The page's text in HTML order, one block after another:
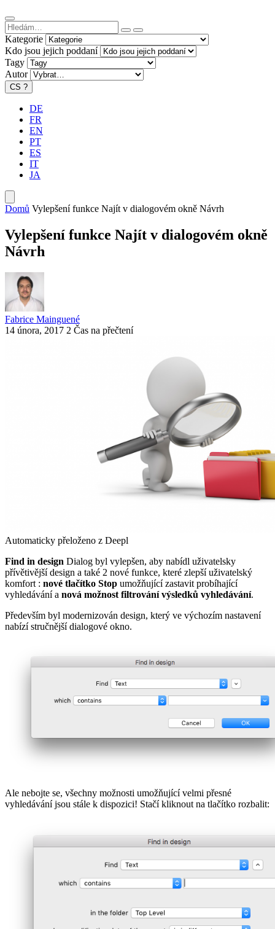
Kategorie
Kdo jsou jejich poddaní
Tagy
Autor
CS ?
DE
FR
EN
PT
ES
IT
JA
Domů Vylepšení funkce Najít v dialogovém okně Návrh
Vylepšení funkce Najít v dialogovém okně
Návrh
Fabrice Mainguené
14 února, 2017 2 Čas na přečtení
Automaticky přeloženo z Deepl
Find in design Dialog byl vylepšen, aby nabídl uživatelsky
přívětivější design a také 2 nové funkce, které zlepší uživatelský
komfort : nové tlačítko Stop umožňující zastavit probíhající
vyhledávání a nová možnost filtrování výsledků vyhledávání.
Především byl modernizován design, který ve výchozím nastavení
nabízí stručnější dialogové okno.
Ale nebojte se, všechny možnosti umožňující velmi přesné
vyhledávání jsou stále k dispozici! Stačí kliknout na tlačítko rozbalit: